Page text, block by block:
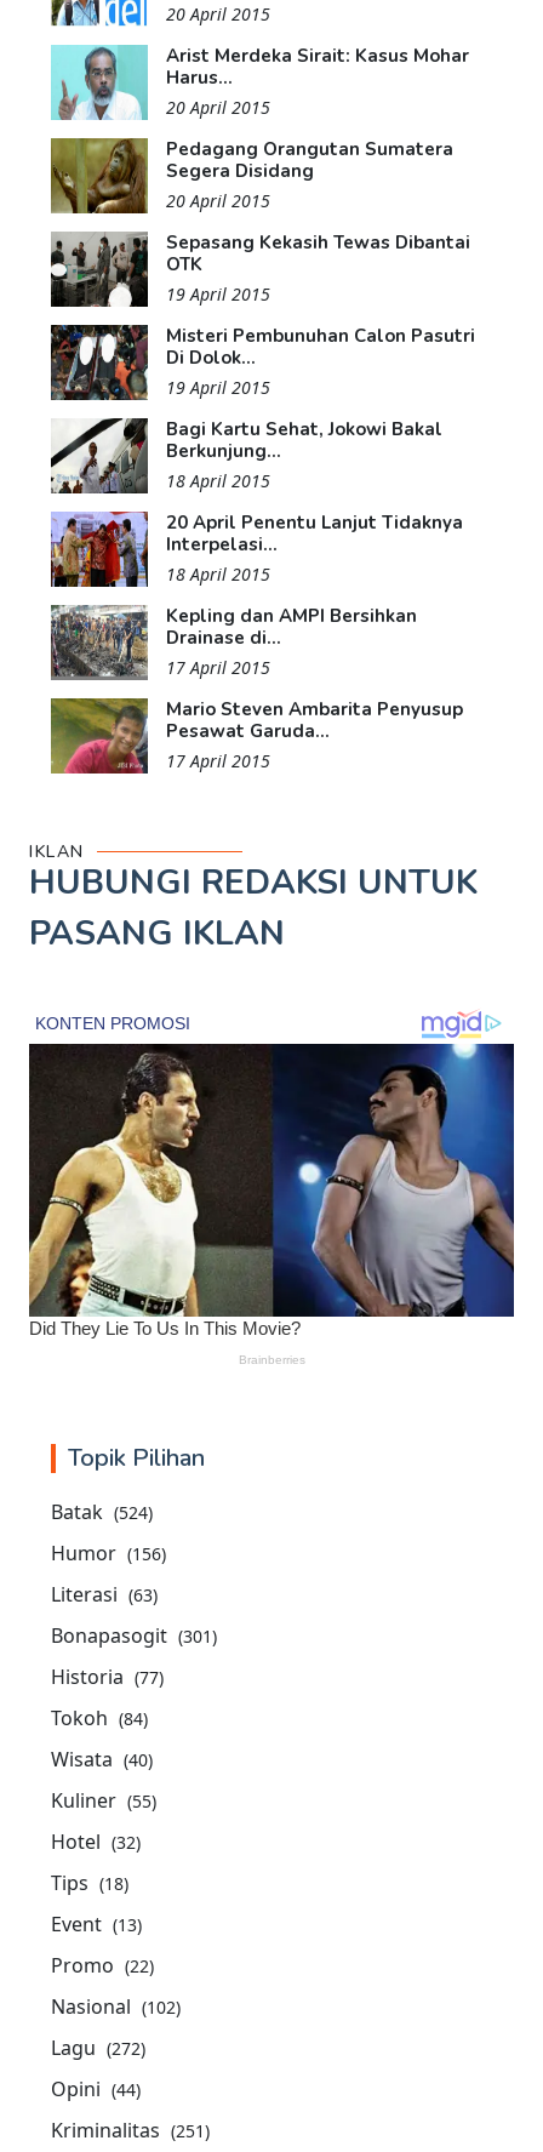
20 April 2015
Arist Merdeka Sirait: Kasus Mohar
Harus...
20 April 2015
Pedagang Orangutan Sumatera
Segera Disidang
20 April 2015
Sepasang Kekasih Tewas Dibantai
OTK
19 April 2015
Misteri Pembunuhan Calon Pasutri
Di Dolok...
19 April 2015
Bagi Kartu Sehat, Jokowi Bakal
Berkunjung...
18 April 2015
20 April Penentu Lanjut Tidaknya
Interpelasi...
18 April 2015
Kepling dan AMPI Bersihkan
Drainase di...
17 April 2015
Mario Steven Ambarita Penyusup
Pesawat Garuda...
17 April 2015
IKLAN
HUBUNGI REDAKSI UNTUK
PASANG IKLAN
Topik Pilihan
Batak (524)
Humor (156)
Literasi (63)
Bonapasogit (301)
Historia (77)
Tokoh (84)
Wisata (40)
Kuliner (55)
Hotel (32)
Tips (18)
Event (13)
Promo (22)
Nasional (102)
Lagu (272)
Opini (44)
Kriminalitas (251)